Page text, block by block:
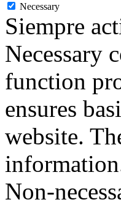
Necessary
Siempre
Necessary
function
ensures
website.
Non-